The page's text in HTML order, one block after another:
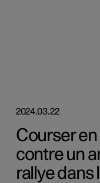
2024.03.22
Courser
contre un
rallye dans